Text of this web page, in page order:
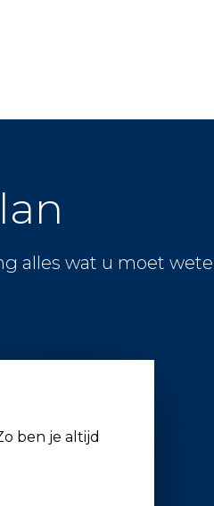
alles wat u moet
ben je altijd